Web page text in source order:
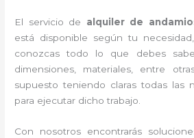
El servicio de alquiler de
está disponible según tu
conozcas todo lo que debes
dimensiones, materiales, entre
supuesto teniendo claras todas las
para ejecutar dicho trabajo.
Con nosotros encontrarás